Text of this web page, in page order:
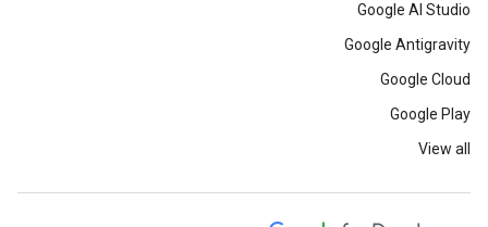
Google AI Studio
Google Antigravity
Google Cloud
Google Play
View all